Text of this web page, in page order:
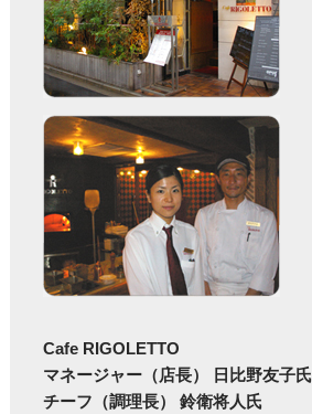
Cafe RIGOLETTO
マネージャー（店長） 日比野友子氏
チーフ（調理長） 鈴衛将人氏